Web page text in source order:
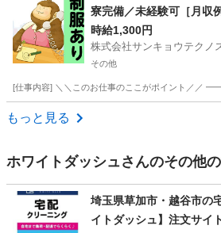
寮完備／未経験可［月収
時給1,300円
株式会社サンキョウテクノ
その他
[仕事内容] ＼＼このお仕事のここがポイン
埼玉 その他
もっと見る
ホワイトダッシュさんのその他
埼玉県草加市・越谷市の
イトダッシュ】注文サイ